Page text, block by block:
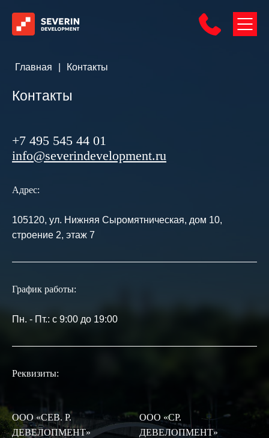
Главная Контакты
Контакты
+7 495 545 44 01
info@severindevelopment.ru
Адрес:
105120, ул. Нижняя Сыромятническая, дом 10,
строение 2, этаж 7
График работы:
Пн. - Пт.: с 9:00 до 19:00
Реквизиты:
ООО «СЕВ. Р.
ДЕВЕЛОПМЕНТ»
ООО «СР.
ДЕВЕЛОПМЕНТ»